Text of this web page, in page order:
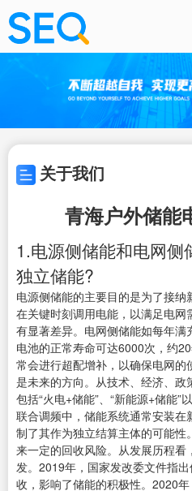
关于我们
青海户外储能
1.电源侧储能和电网
独立储能?
电源侧储能的主要目的是为了接
在关键时刻调用电能，以满足电
有显著差异。电网侧储能如每年
电池的正常寿命可达6000次，约
常会进行超配增补，以确保电网
是未来的方向。从技术、经济、
包括“火电+储能”、“新能源+储能
联合调频中，储能系统通常安装
制了其作为独立结算主体的可能
来一定的回收风险。从发展历程
发。2019年，国家发改委文件指
收，影响了储能的积极性。2020